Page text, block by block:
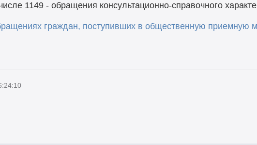
1149 - обращения консультационно-справочного
граждан, поступивших в общественную приемную